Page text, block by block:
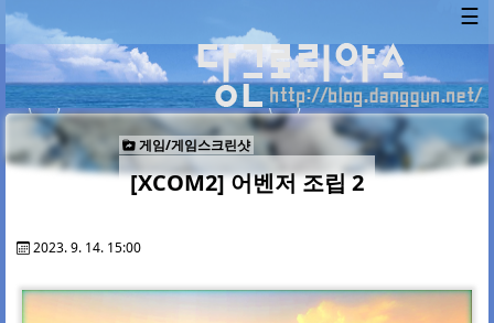
☰
게임/게임스크린샷
[XCOM2] 어벤저 조립 2
2023. 9. 14. 15:00